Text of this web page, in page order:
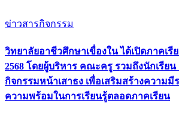
ข่าวสารกิจกรรม
วิทยาลัยอาชีวศึกษาเขื่องใน ได้เปิดภาคเรี
2568 โดยผู้บริหาร คณะครู รวมถึงนักเรีย
กิจกรรมหน้าเสาธง เพื่อเสริมสร้างความมี
ความพร้อมในการเรียนรู้ตลอดภาคเรียน